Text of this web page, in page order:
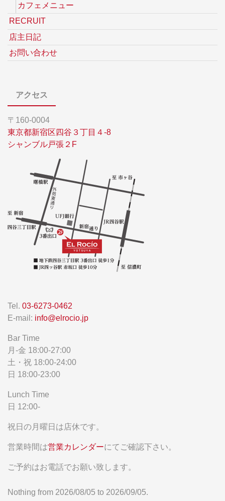
カフェメニュー
RECRUIT
店主日記
お問い合わせ
アクセス
〒160-0004
東京都新宿区四谷３丁目４-8
シャンブル戸張２F
Tel. 03-6273-0462
E-mail: info@elrocio.jp
Bar Time
月-金 18:00-27:00
土・祝 18:00-24:00
日 18:00-23:00
Lunch Time
日 12:00-
祝日の月曜日は店休です。
営業時間は営業カレンダーにてご確認下さい。
ご予約はお電話でお願い致します。
Nothing from 2026/08/05 to 2026/09/05.